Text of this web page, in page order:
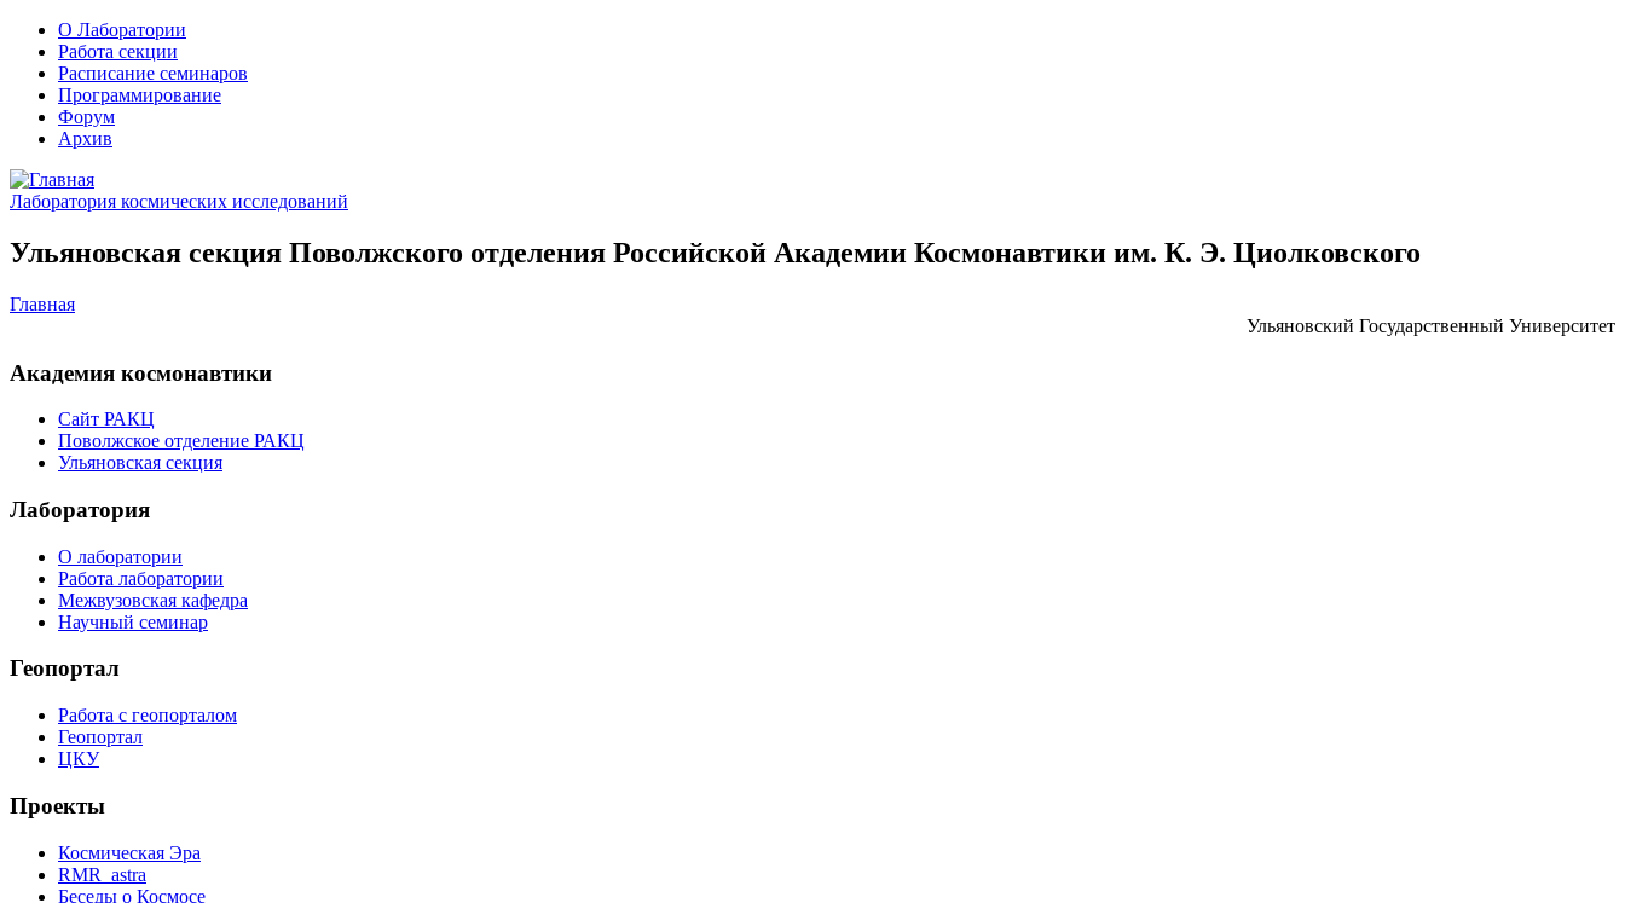
О Лаборатории
Работа секции
Расписание семинаров
Программирование
Форум
Архив
Лаборатория космических исследований
Ульяновская секция Поволжского отделения Российской Академии Космонавтики им. К. Э. Циолковского
Главная
Ульяновский Государственный Университет
Академия космонавтики
Сайт РАКЦ
Поволжское отделение РАКЦ
Ульяновская секция
Лаборатория
О лаборатории
Работа лаборатории
Межвузовская кафедра
Научный семинар
Геопортал
Работа с геопорталом
Геопортал
ЦКУ
Проекты
Космическая Эра
RMR_astra
Беседы о Космосе